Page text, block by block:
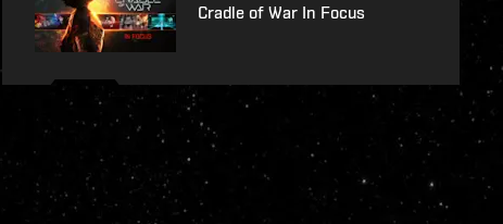
Cradle of War In Focus